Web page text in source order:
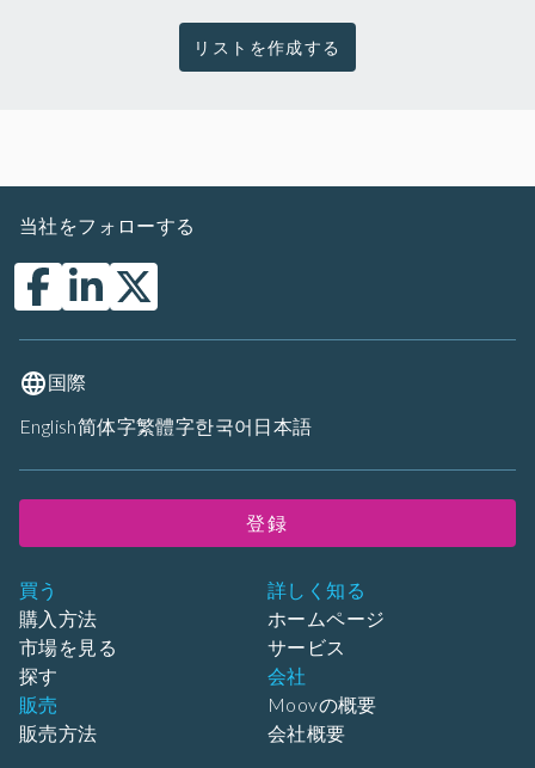
リストを作成する
買う
購入方法
市場を見る
探す
販売
販売方法
詳しく知る
ホームページ
サービス
会社
Moovの概要
会社概要
当社をフォローする
国際
English简体字繁體字한국어 日本語
登録